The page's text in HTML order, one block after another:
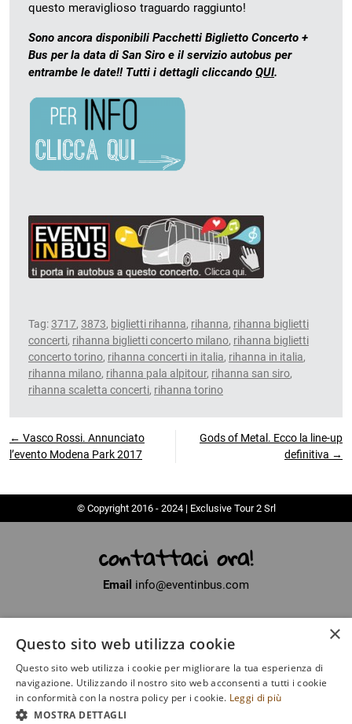
questo meraviglioso traguardo raggiunto!
Sono ancora disponibili Pacchetti Biglietto Concerto +
Bus per la data di San Siro e il servizio autobus per
entrambe le date!! Tutti i dettagli cliccando QUI.
Tag:3717, 3873, biglietti rihanna, rihanna, rihanna biglietti
concerti, rihanna biglietti concerto milano, rihanna biglietti
concerto torino, rihanna concerti in italia, rihanna in italia,
rihanna milano, rihanna pala alpitour, rihanna san siro,
rihanna scaletta concerti, rihanna torino
← Vasco Rossi. Annunciato
l’evento Modena Park 2017
Gods of Metal. Ecco la line-up
definitiva →
© Copyright 2016 - 2024 | Exclusive Tour 2 Srl
contattaci ora!
Email info@eventinbus.com
Partita Iva01371040450
Iscritto al registro delle Imprese di La Spezia
Numero di iscrizioneSP - 135649
×
Questo sito web utilizza cookie
Questo sito web utilizza i cookie per migliorare la tua esperienza di
navigazione. Utilizzando il nostro sito web acconsenti a tutti i cookie
in conformità con la nostra policy per i cookie. Leggi di più
MOSTRA DETTAGLI